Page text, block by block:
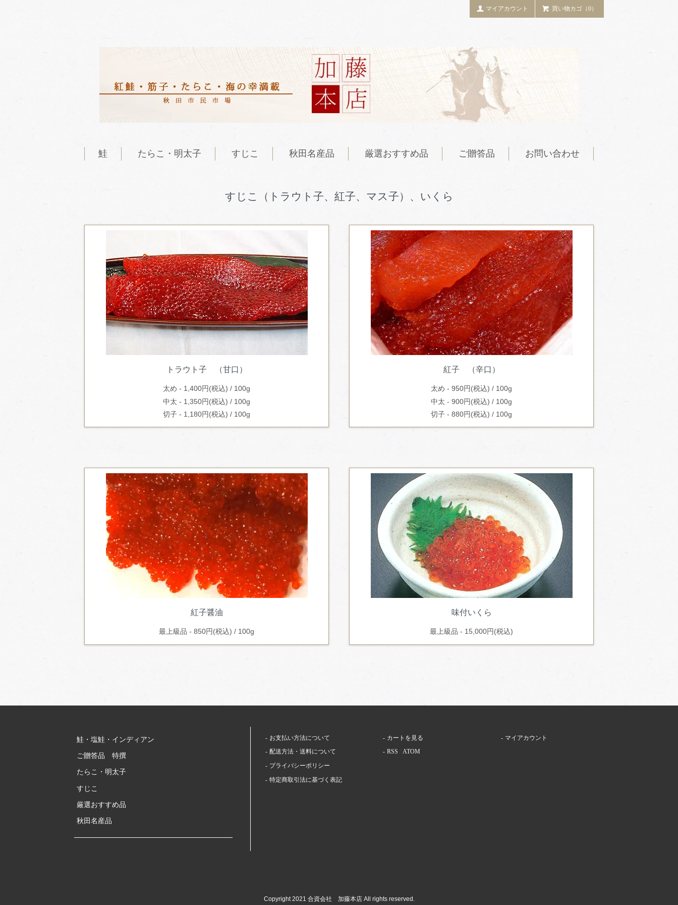
買い物カゴ（0）
マイアカウント
鮭 たらこ・明太子 すじこ 秋田名産品 厳選おすすめ品 ご贈答品 お問い合わせ
すじこ（トラウト子、紅子、マス子）、いくら
トラウト子 （甘口）
太め - 1,400円(税込) / 100g
中太 - 1,350円(税込) / 100g
切子 - 1,180円(税込) / 100g
紅子 （辛口）
太め - 950円(税込) / 100g
中太 - 900円(税込) / 100g
切子 - 880円(税込) / 100g
紅子醤油
最上級品 - 850円(税込) / 100g
味付いくら
最上級品 - 15,000円(税込)
鮭・塩鮭・インディアン
ご贈答品 特撰
たらこ・明太子
すじこ
厳選おすすめ品
秋田名産品
お支払い方法について
配送方法・送料について
プライバシーポリシー
特定商取引法に基づく表記
カートを見る
RSS /ATOM
マイアカウント
Copyright 2021 合資会社 加藤本店 All rights reserved.